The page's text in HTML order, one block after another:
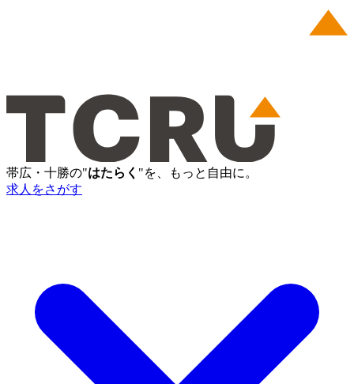
帯広・十勝の"はたらく "を、もっと自由に。
求人をさがす